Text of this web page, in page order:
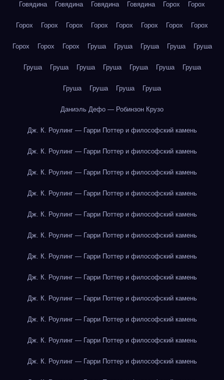
Говядина Говядина Говядина Говядина Горох Горох
Горох Горох Горох Горох Горох Горох Горох Горох
Горох Горох Горох Груша Груша Груша Груша Груша
Груша Груша Груша Груша Груша Груша Груша
Груша Груша Груша Груша
Даниэль Дефо — Робинзон Крузо
Дж. К. Роулинг — Гарри Поттер и философский камень
Дж. К. Роулинг — Гарри Поттер и философский камень
Дж. К. Роулинг — Гарри Поттер и философский камень
Дж. К. Роулинг — Гарри Поттер и философский камень
Дж. К. Роулинг — Гарри Поттер и философский камень
Дж. К. Роулинг — Гарри Поттер и философский камень
Дж. К. Роулинг — Гарри Поттер и философский камень
Дж. К. Роулинг — Гарри Поттер и философский камень
Дж. К. Роулинг — Гарри Поттер и философский камень
Дж. К. Роулинг — Гарри Поттер и философский камень
Дж. К. Роулинг — Гарри Поттер и философский камень
Дж. К. Роулинг — Гарри Поттер и философский камень